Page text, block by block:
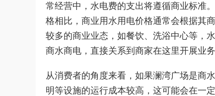
常经营中，水电费的支出将遵循商业标准
格相比，商业用水用电价格通常会根据其
较多的商业业态，如餐饮、洗浴中心等，
商水商电，直接关系到商家在这里开展业
从消费者的角度来看，如果澜湾广场是商
明等设施的运行成本较高，这可能会在一